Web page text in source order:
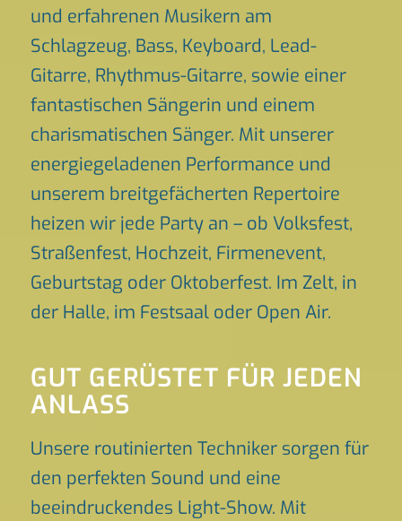
und erfahrenen Musikern am
Schlagzeug, Bass, Keyboard, Lead-
Gitarre, Rhythmus-Gitarre, sowie einer
fantastischen Sängerin und einem
charismatischen Sänger. Mit unserer
energiegeladenen Performance und
unserem breitgefächerten Repertoire
heizen wir jede Party an – ob Volksfest,
Straßenfest, Hochzeit, Firmenevent,
Geburtstag oder Oktoberfest. Im Zelt, in
der Halle, im Festsaal oder Open Air.
GUT GERÜSTET FÜR JEDEN
ANLASS
Unsere routinierten Techniker sorgen für
den perfekten Sound und eine
beeindruckendes Light-Show. Mit